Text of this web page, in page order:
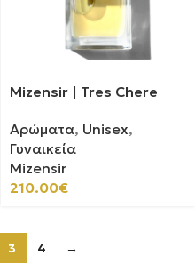
Mizensir | Tres Chere
Αρώματα, Unisex,
Γυναικεία
Mizensir
210.00€
3 4 →